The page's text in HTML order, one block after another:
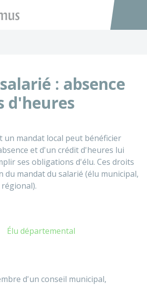
Accéder
: absence
d'heures
un mandat local peut bénéficier
et d'un crédit d'heures lui
ses obligations d'élu. Ces droits
du mandat du salarié (élu municipal,
Élu départemental
d'un conseil municipal,